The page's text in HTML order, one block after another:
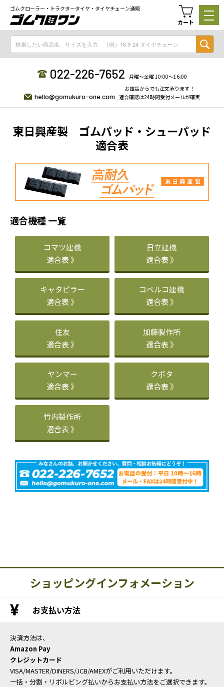
ゴムクローラー・トラクタータイヤ・タイヤチェーン通販
カート
022-226-7652 月曜〜金曜 10:00〜16:00
hello@gomukuro-one.com
お電話からでも注文承ります！
適合確認は24時間受付メールが確実
東日興産製 ゴムパッド・シューパッド
適合表
適合機種 一覧
コマツ建機
適合表 》
日立建機
適合表 》
キャタピラー
適合表 》
コベルコ建機
適合表 》
住友
適合表 》
加藤製作所
適合表 》
ヤンマー
適合表 》
クボタ
適合表 》
竹内製作所
適合表 》
ショッピングインフォメーション
お支払い方法
決済方法は、
Amazon Pay
クレジットカード
VISA/MASTER/DINERS/JCB/AMEXがご利用いただけます。
一括・分割・リボルビング払いからお支払い方法をご選択できます。